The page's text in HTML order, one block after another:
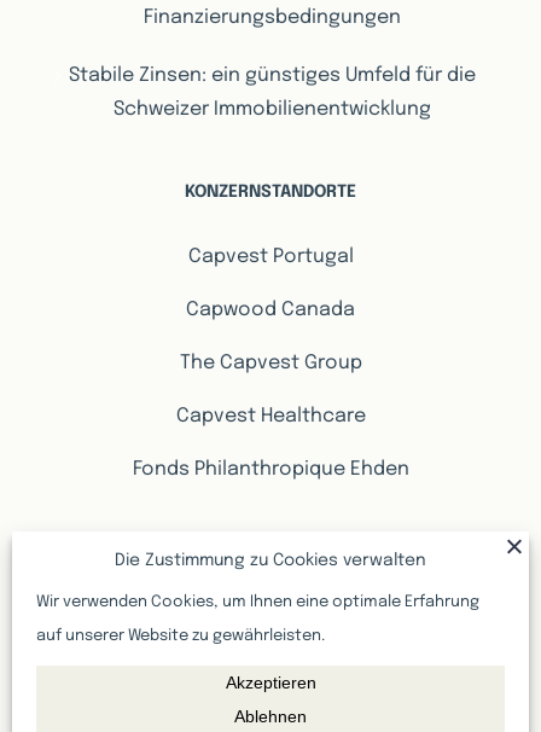
Finanzierungsbedingungen
Stabile Zinsen: ein günstiges Umfeld für die
Schweizer Immobilienentwicklung
KONZERNSTANDORTE
Capvest Portugal
Capwood Canada
The Capvest Group
Capvest Healthcare
Fonds Philanthropique Ehden
IMMOBILIENANGEBOTE
Immobilienangebote Genf
Immobilienangebote Waadt
Die Zustimmung zu Cookies verwalten
Wir verwenden Cookies, um Ihnen eine optimale Erfahrung
auf unserer Website zu gewährleisten.
Akzeptieren
Ablehnen